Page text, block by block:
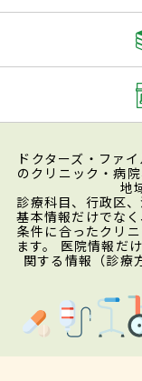
ドクターズ・ファ
のクリニック・病
地
診療科目、行政区
基本情報だけでな
条件に合ったクリ
ます。 医院情報だ
関する情報（診療